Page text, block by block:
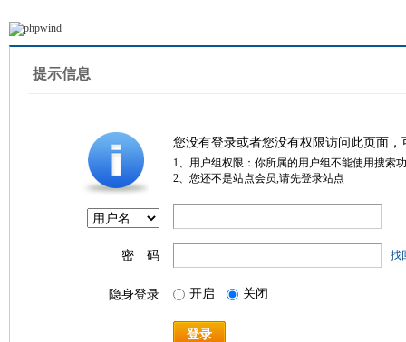
提示信息
您没有登录或者您没有权限访问此页面
1、用户组权限：你所属的用户组不能使用搜索
2、您还不是站点会员,请先登录站点
密 码 找
隐身登录 开启 关闭
登录